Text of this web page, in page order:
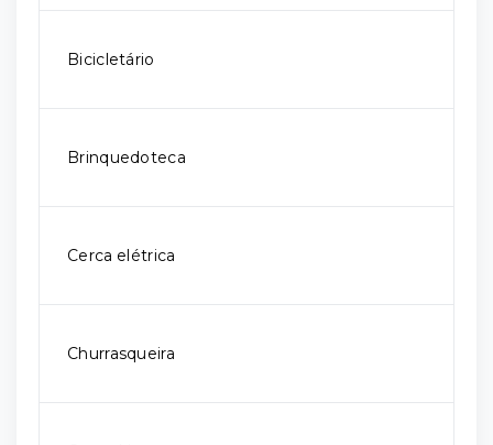
Bicicletário
Brinquedoteca
Cerca elétrica
Churrasqueira